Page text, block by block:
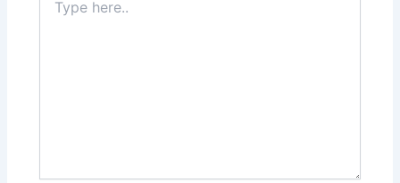
here..